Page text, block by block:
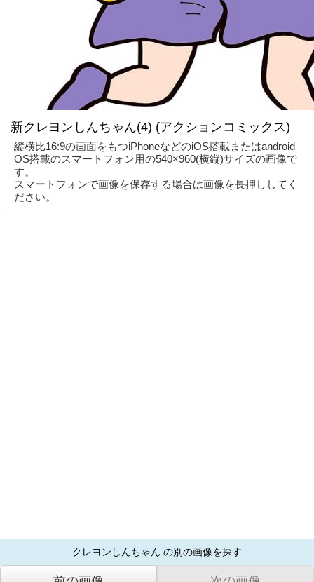
新クレヨンしんちゃん(4) (アクションコミックス)
縦横比16:9の画面をもつiPhoneなどのiOS搭載またはandroid
OS搭載のスマートフォン用の540×960(横縦)サイズの画像で
す。
スマートフォンで画像を保存する場合は画像を長押ししてく
ださい。
クレヨンしんちゃん の別の画像を探す